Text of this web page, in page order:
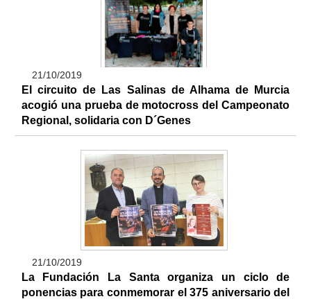
21/10/2019
El circuito de Las Salinas de Alhama de Murcia
acogió una prueba de motocross del Campeonato
Regional, solidaria con D´Genes
21/10/2019
La Fundación La Santa organiza un ciclo de
ponencias para conmemorar el 375 aniversario del